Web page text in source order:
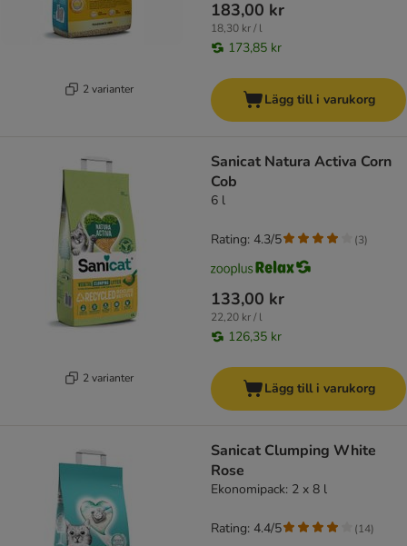
2 varianter
183,00 kr
18,30 kr / l
173,85 kr
Lägg till i varukorg
2 varianter
Sanicat Natura Activa Corn
Cob
6 l
133,00 kr
22,20 kr / l
126,35 kr
Rating: 4.3/5 (3)
Lägg till i varukorg
Sanicat Clumping White
Rose
Ekonomipack: 2 x 8 l
Rating: 4.4/5 (14)